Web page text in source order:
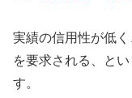
実績の信用性が低
を要求される、と
す。